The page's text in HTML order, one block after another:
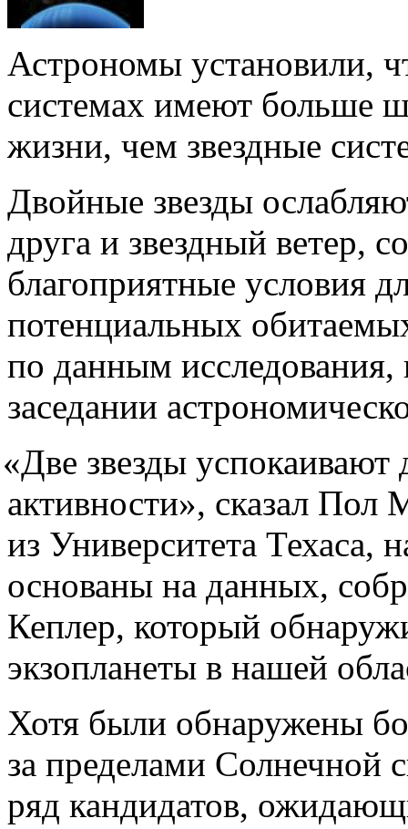
Астрономы установили,
системах имеют больше
жизни, чем звездные
Двойные звезды
друга и звездный ветер,
благоприятные условия
потенциальных
по данным исследования,
заседании
«Две звезды успокаивают
активности», сказал Пол
из Университета Техаса,
основаны на данных,
Кеплер, который
экзопланеты в нашей
Хотя были обнаружены
за пределами Солнечной
ряд кандидатов,